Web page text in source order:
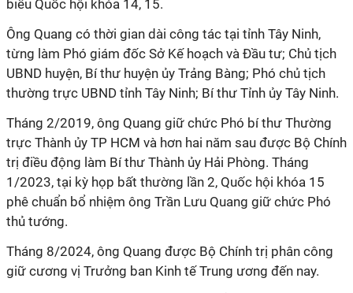
biểu Quốc hội khóa 14, 15.
Ông Quang có thời gian dài công tác tại tỉnh Tây Ninh,
từng làm Phó giám đốc Sở Kế hoạch và Đầu tư; Chủ tịch
UBND huyện, Bí thư huyện ủy Trảng Bàng; Phó chủ tịch
thường trực UBND tỉnh Tây Ninh; Bí thư Tỉnh ủy Tây Ninh.
Tháng 2/2019, ông Quang giữ chức Phó bí thư Thường
trực Thành ủy TP HCM và hơn hai năm sau được Bộ Chính
trị điều động làm Bí thư Thành ủy Hải Phòng. Tháng
1/2023, tại kỳ họp bất thường lần 2, Quốc hội khóa 15
phê chuẩn bổ nhiệm ông Trần Lưu Quang giữ chức Phó
thủ tướng.
Tháng 8/2024, ông Quang được Bộ Chính trị phân công
giữ cương vị Trưởng ban Kinh tế Trung ương đến nay.